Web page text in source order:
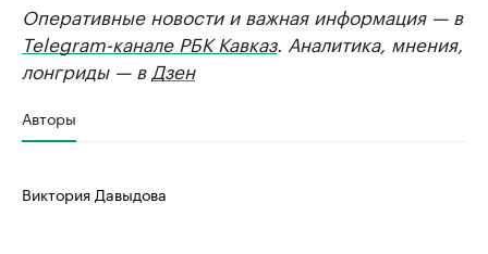
Оперативные новости и важная информация — в
Telegram-канале РБК Кавказ. Аналитика, мнения,
лонгриды — в Дзен
Авторы
Виктория Давыдова